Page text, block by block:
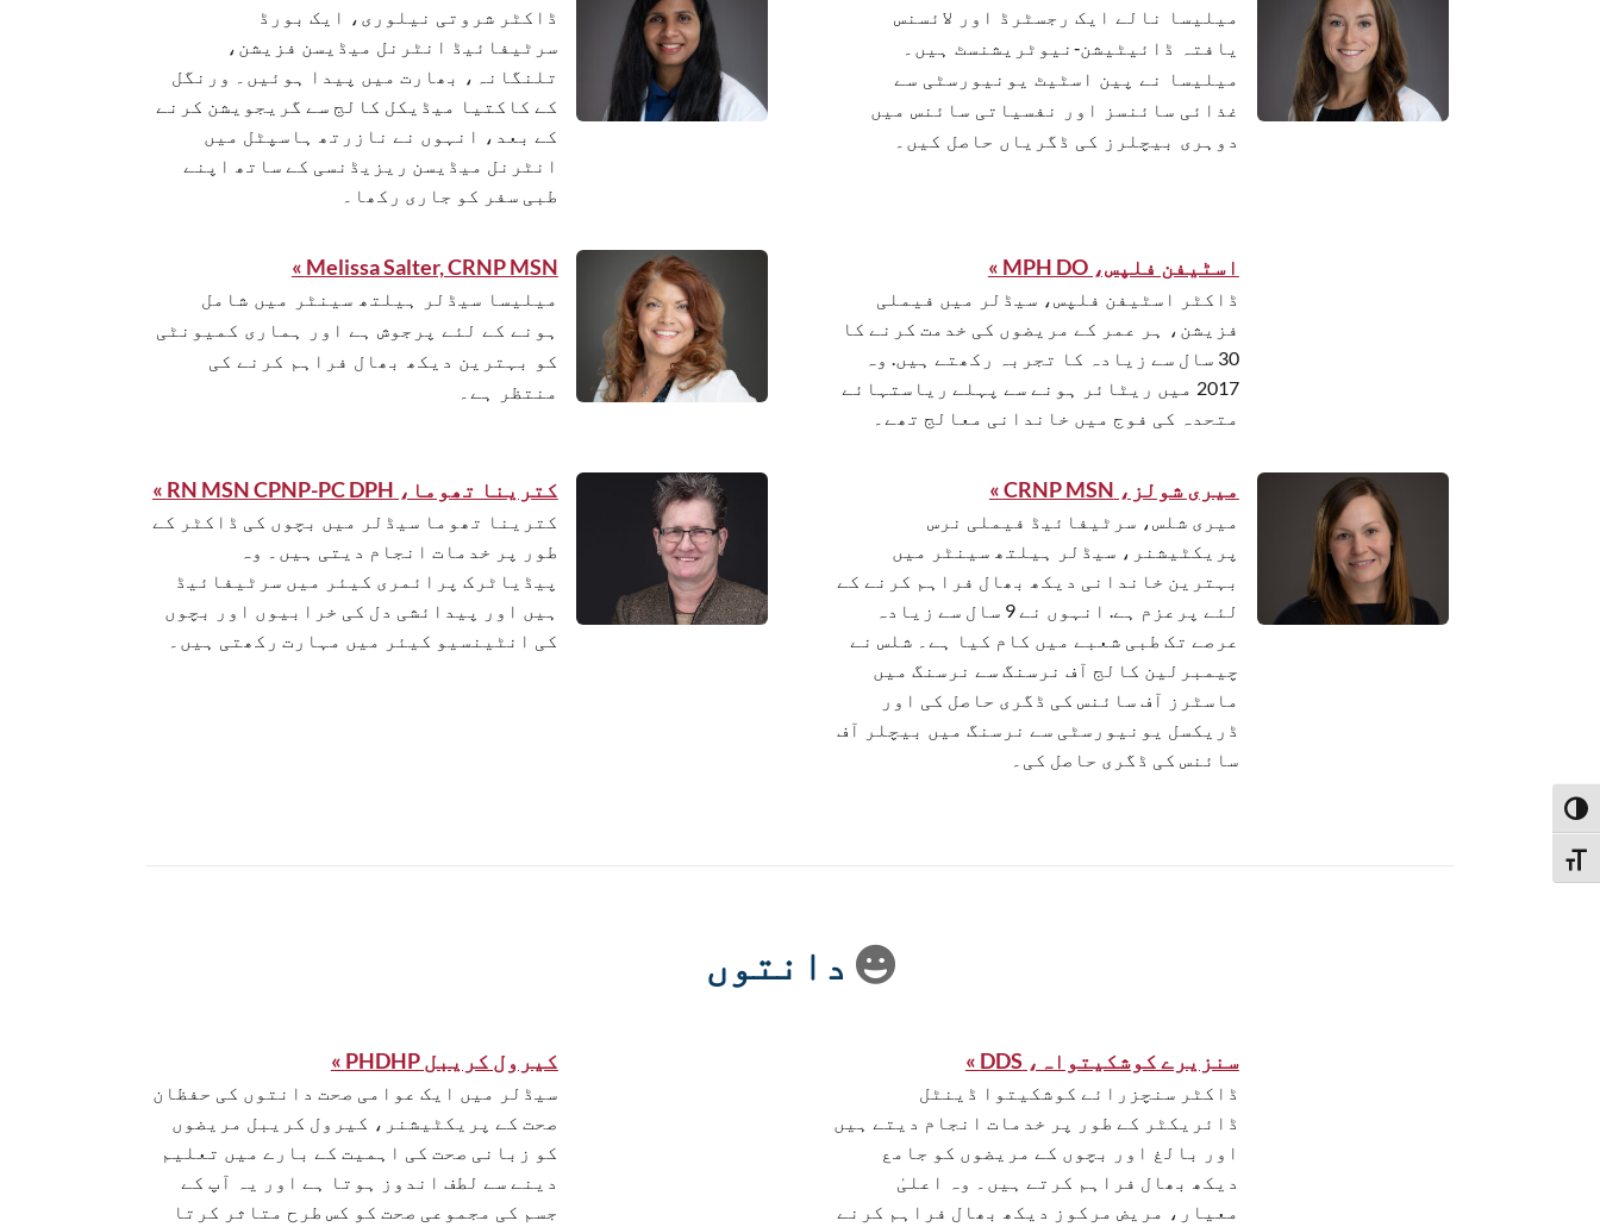
Toggle High Contrast
Toggle Font size
میلیسا نالے ایک رجسٹرڈ اور لائسنس
یافتہ ڈائیٹیشن-نیوٹریشنسٹ ہیں۔
میلیسا نے پین اسٹیٹ یونیورسٹی سے
غذائی سائنسز اور نفسیاتی سائنس میں
دوہری بیچلرز کی ڈگریاں حاصل کیں۔
ڈاکٹر شروتی نیلوری، ایک بورڈ
سرٹیفائیڈ انٹرنل میڈیسن فزیشن،
تلنگانہ، بھارت میں پیدا ہوئیں۔ ورنگل
کے کاکتیا میڈیکل کالج سے گریجویشن کرنے
کے بعد، انہوں نے نازرتھ ہاسپٹل میں
انٹرنل میڈیسن ریزیڈنسی کے ساتھ اپنے
طبی سفر کو جاری رکھا۔
اسٹیفن فلپس، MPH DO »
ڈاکٹر اسٹیفن فلپس، سیڈلر میں فیملی
فزیشن، ہر عمر کے مریضوں کی خدمت کرنے کا
30 سال سے زیادہ کا تجربہ رکھتے ہیں. وہ
2017 میں ریٹائر ہونے سے پہلے ریاستہائے
متحدہ کی فوج میں خاندانی معالج تھے۔
Melissa Salter, CRNP MSN »
میلیسا سیڈلر ہیلتھ سینٹر میں شامل
ہونے کے لئے پرجوش ہے اور ہماری کمیونٹی
کو بہترین دیکھ بھال فراہم کرنے کی
منتظر ہے۔
میری شولز، CRNP MSN »
میری شلس، سرٹیفائیڈ فیملی نرس
پریکٹیشنر، سیڈلر ہیلتھ سینٹر میں
بہترین خاندانی دیکھ بھال فراہم کرنے کے
لئے پرعزم ہے. انہوں نے 9 سال سے زیادہ
عرصے تک طبی شعبے میں کام کیا ہے۔ شلس نے
چیمبرلین کالج آف نرسنگ سے نرسنگ میں
ماسٹرز آف سائنس کی ڈگری حاصل کی اور
ڈریکسل یونیورسٹی سے نرسنگ میں بیچلر آف
سائنس کی ڈگری حاصل کی۔
کترینا تھوما، RN MSN CPNP-PC DPH »
کترینا تھوما سیڈلر میں بچوں کی ڈاکٹر کے
طور پر خدمات انجام دیتی ہیں۔ وہ
پیڈیاٹرک پرائمری کیئر میں سرٹیفائیڈ
ہیں اور پیدائشی دل کی خرابیوں اور بچوں
کی انٹینسیو کیئر میں مہارت رکھتی ہیں۔
دانتوں
سنزیرے کوشکیتواہ، DDS »
ڈاکٹر سنچزرائے کوشکیتوا ڈینٹل
ڈائریکٹر کے طور پر خدمات انجام دیتے ہیں
اور بالغ اور بچوں کے مریضوں کو جامع
دیکھ بھال فراہم کرتے ہیں۔ وہ اعلیٰ
معیار، مریض مرکوز دیکھ بھال فراہم کرنے
کیرول کریبل PHDHP »
سیڈلر میں ایک عوامی صحت دانتوں کی حفظان
صحت کے پریکٹیشنر، کیرول کریبل مریضوں
کو زبانی صحت کی اہمیت کے بارے میں تعلیم
دینے سے لطف اندوز ہوتا ہے اور یہ آپ کے
جسم کی مجموعی صحت کو کس طرح متاثر کرتا